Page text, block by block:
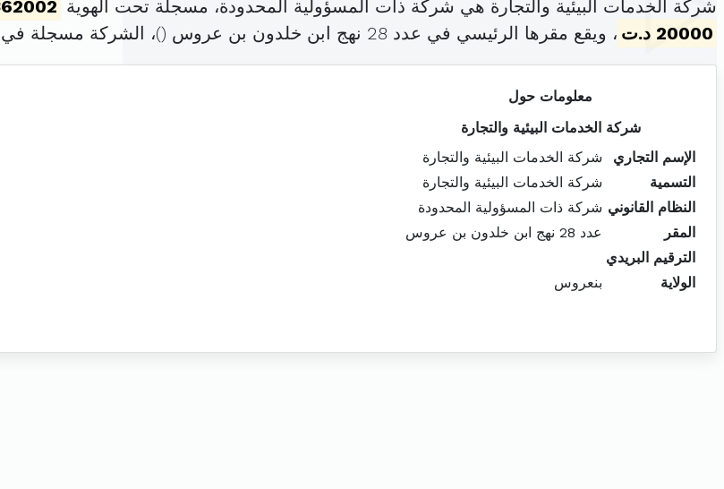
شركة الخدمات البيئية والتجارة هي شركة ذات المسؤولية المحدودة، مسجلة تحت الهوية
20000 د.ت
، ويقع مقرها الرئيسي في عدد 28 نهج ابن خلدون بن عروس ( )، الشركة مسجلة
معلومات حول
شركة الخدمات البيئية والتجارة
الإسم التجاري
شركة الخدمات البيئية والتجارة
التسمية
شركة الخدمات البيئية والتجارة
النظام القانوني شركة ذات المسؤولية المحدودة
المقر
عدد 28 نهج ابن خلدون بن عروس
الترقيم البريدي
الولاية
بنعروس